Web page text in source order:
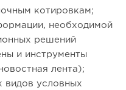
котировкам;
необходимой
решений
и инструменты
лента);
видов условных